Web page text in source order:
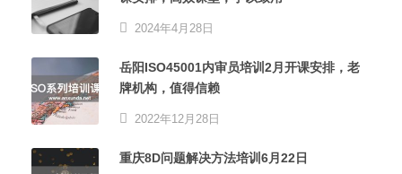
2024年4月28日
岳阳ISO45001内审员培训2月开课安排，老
牌机构，值得信赖
2022年12月28日
重庆8D问题解决方法培训6月22日